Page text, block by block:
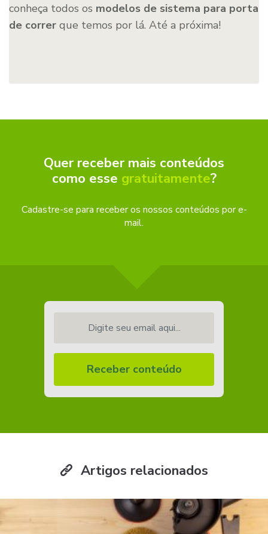
conheça todos os modelos de sistema para porta
de correr que temos por lá. Até a próxima!
Quer receber mais conteúdos
como esse gratuitamente?
Cadastre-se para receber os nossos conteúdos por e-
mail.
Receber conteúdo
Artigos relacionados